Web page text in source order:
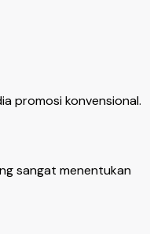
promosi konvensional.
sangat menentukan